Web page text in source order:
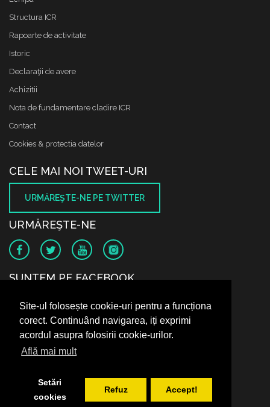
Site-ul folosește cookie-uri pentru a funcționa
corect. Continuând navigarea, iți exprimi
acordul asupra folosirii cookie-urilor.
Află mai mult
Setări
cookies
Refuz Accept!
Structura ICR
Rapoarte de activitate
Istoric
Declaraţii de avere
Achizitii
Nota de fundamentare cladire ICR
Contact
Cookies & protectia datelor
CELE MAI NOI TWEET-URI
URMĂREŞTE-NE PE TWITTER
URMĂREŞTE-NE
SUNTEM PE FACEBOOK